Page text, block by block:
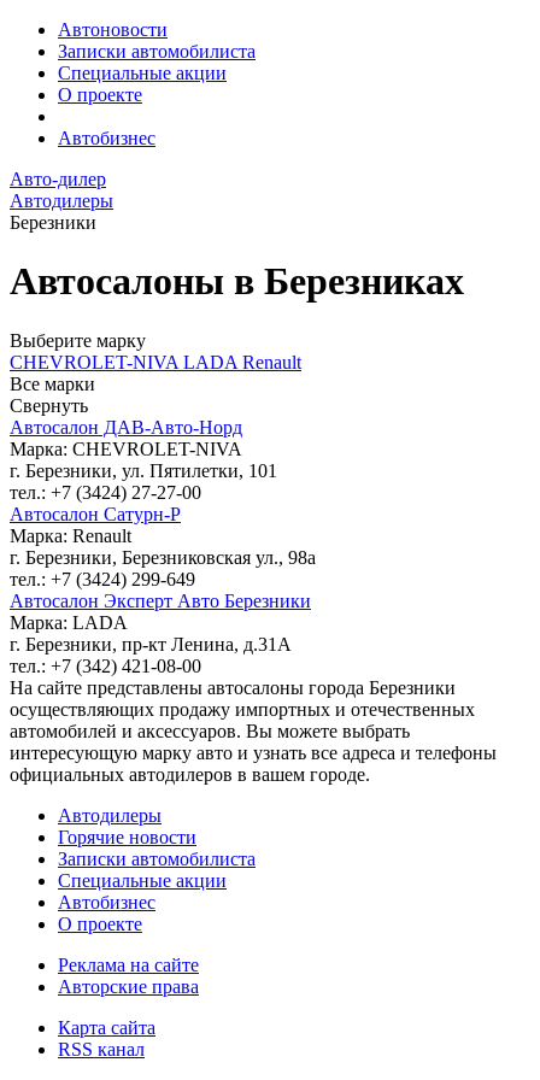
Автоновости
Записки автомобилиста
Специальные акции
О проекте
Автобизнес
Авто-дилер
Автодилеры
Березники
Автосалоны в Березниках
Выберите марку
CHEVROLET-NIVA LADA Renault
Все марки
Свернуть
Автосалон ДАВ-Авто-Норд
Марка: CHEVROLET-NIVA
г. Березники, ул. Пятилетки, 101
тел.: +7 (3424) 27-27-00
Автосалон Сатурн-Р
Марка: Renault
г. Березники, Березниковская ул., 98а
тел.: +7 (3424) 299-649
Автосалон Эксперт Авто Березники
Марка: LADA
г. Березники, пр-кт Ленина, д.31А
тел.: +7 (342) 421-08-00
На сайте представлены автосалоны города Березники
осуществляющих продажу импортных и отечественных
автомобилей и аксессуаров. Вы можете выбрать
интересующую марку авто и узнать все адреса и телефоны
официальных автодилеров в вашем городе.
Автодилеры
Горячие новости
Записки автомобилиста
Специальные акции
Автобизнес
О проекте
Реклама на сайте
Авторские права
Карта сайта
RSS канал